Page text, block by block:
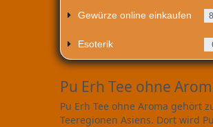
Gewürze online einkaufen
Esoterik
Pu Erh Tee ohne
Pu Erh Tee ohne Aroma gehört
Teeregionen Asiens. Dort wird